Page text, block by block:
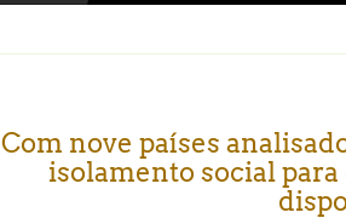
Com nove países
isolamento social para